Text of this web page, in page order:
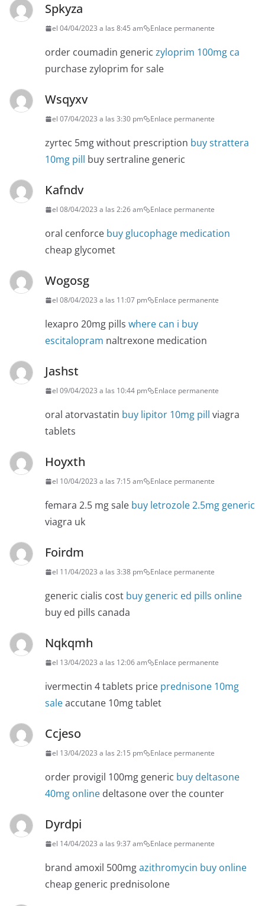
Spkyza
el 04/04/2023 a las 8:45 am Enlace permanente
order coumadin generic zyloprim 100mg ca
purchase zyloprim for sale
Wsqyxv
el 07/04/2023 a las 3:30 pm Enlace permanente
zyrtec 5mg without prescription buy strattera
10mg pill buy sertraline generic
Kafndv
el 08/04/2023 a las 2:26 am Enlace permanente
oral cenforce buy glucophage medication
cheap glycomet
Wogosg
el 08/04/2023 a las 11:07 pm Enlace permanente
lexapro 20mg pills where can i buy
escitalopram naltrexone medication
Jashst
el 09/04/2023 a las 10:44 pm Enlace permanente
oral atorvastatin buy lipitor 10mg pill viagra
tablets
Hoyxth
el 10/04/2023 a las 7:15 am Enlace permanente
femara 2.5 mg sale buy letrozole 2.5mg generic
viagra uk
Foirdm
el 11/04/2023 a las 3:38 pm Enlace permanente
generic cialis cost buy generic ed pills online
buy ed pills canada
Nqkqmh
el 13/04/2023 a las 12:06 am Enlace permanente
ivermectin 4 tablets price prednisone 10mg
saleaccutane 10mg tablet
Ccjeso
el 13/04/2023 a las 2:15 pm Enlace permanente
order provigil 100mg generic buy deltasone
40mg online deltasone over the counter
Dyrdpi
el 14/04/2023 a las 9:37 am Enlace permanente
brand amoxil 500mgazithromycin buy online
cheap generic prednisolone